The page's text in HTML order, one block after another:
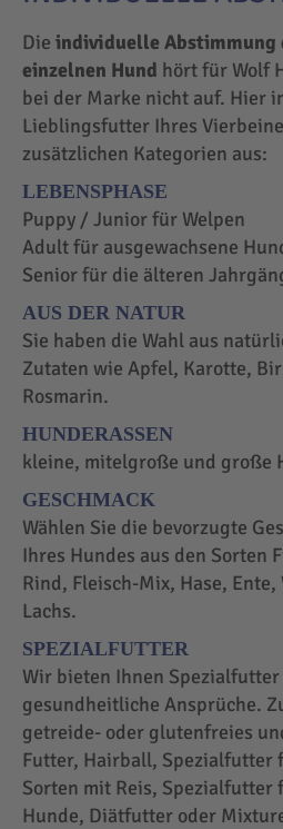
Die individuelle Abstimmung
einzelnen Hund hört für Wolf
bei der Marke nicht auf. Hier
Lieblingsfutter Ihres
zusätzlichen Kategorien aus:
LEBENSPHASE
Puppy / Junior für Welpen
Adult für ausgewachsene
Senior für die älteren
AUS DER NATUR
Sie haben die Wahl aus
Zutaten wie Apfel, Karotte,
Rosmarin.
HUNDERASSEN
kleine, mitelgroße und große
GESCHMACK
Wählen Sie die bevorzugte
Ihres Hundes aus den Sorten
Rind, Fleisch-Mix, Hase,
Lachs.
SPEZIALFUTTER
Wir bieten Ihnen
gesundheitliche Ansprüche.
getreide- oder glutenfreies
Futter, Hairball, Spezialfutter
Sorten mit Reis, Spezialfutter
Hunde, Diätfutter oder